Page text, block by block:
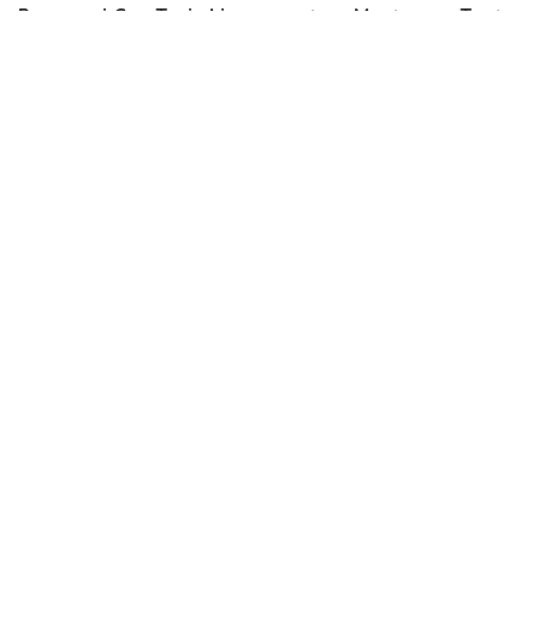
Pourquoi Ces Trois Livres sont un Must pour Tout